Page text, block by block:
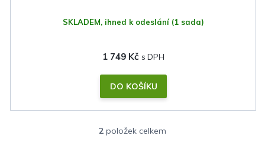
SKLADEM, ihned k odeslání (1 sada)
1 749 Kč
DO KOŠÍKU
O
2 položek celkem